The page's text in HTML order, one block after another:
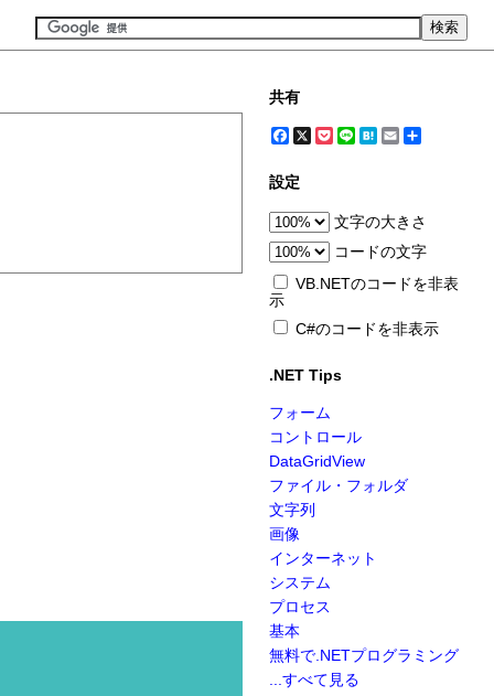
共有
Facebook
X PocketLineHatenaEmail
設定
文字の大きさ
コードの文字
VB.NETのコードを非表
示
C#のコードを非表示
.NET Tips
フォーム
コントロール
DataGridView
ファイル・フォルダ
文字列
画像
インターネット
システム
プロセス
基本
無料で.NETプログラミング
...すべて見る